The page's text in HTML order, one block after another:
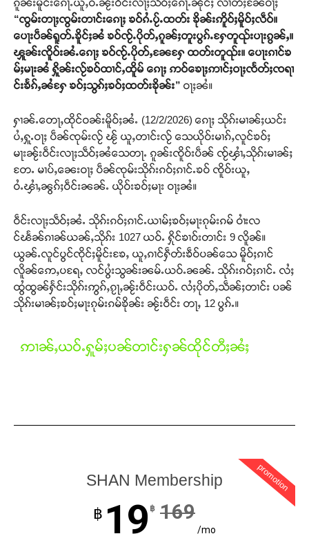
“ၸွမ်းတႃႈၸွမ်းတၢင်းၵေႃႈ ၶဝ်ၵႆႉပႂ်ႉထတ်း ၶိုၼ်းဢိူဝ်ႈမိူဝ်ႈလဵဝ်။
ပေႃးပဵၼ်ရူတ်ႉၶိူင်ႈၼႆ ၶဝ်ၸႂ်ႉပိုတ်ႇၵူၼ်ႈတူးပွၵ်ႉႁႄတူၺ်းပႃးၵွၼ်ႇ။
ၾူၼ်းၸိူဝ်းၼႆႉၵေႃႈ ၶဝ်ၸႂ်ႉပိုတ်ႇၼႄႁႄ ထတ်းတူၺ်း။ ပေႃးၵၢင်ၶ
မ်ႈမႃးၼႆ ႁိူၼ်းလႂ်ၶဝ်ထၢင်ႇထိူမ် ၵေႃႈ ဢဝ်ၶေႃႈဢၢင်ႈဝႃႈၸႅတ်ႈၸရၢ
င်းၶႅၵ်ႇၼႆႁႄ ၶဝ်ႈသွၵ်ႈၶဝ်ႈထတ်းၶိုၼ်း” ဝႃႈၼႆ။
ႁၢၼ်ႉတေႃႇထိုင်ဝၼ်းမိူဝ်ႈၼႆႉ (12/2/2026) ၵေႃႈ သိုၵ်းမၢၼ်ႈယင်း
ပႆႇႁူႉဝႃႈ ပဵၼ်ၸုမ်းလႂ် ၽႂ် ယူႇတၢင်းလႂ် သေယိုဝ်းမၢၵ်ႇလူင်ၶဝ်ႈ
မႃးၼႂ်းဝဵင်းလႃႈသဵဝ်ႈၼႆသေတႃႉ ၵူၼ်းၸိူဝ်းပဵၼ် ၸႂ်ၾၢႆႇသိုၵ်းမၢၼ်ႈ
တႄႉ မၢပ်ႇၼေးဝႃႈ ပဵၼ်ၸုမ်းသိုၵ်းၵဝ်ႈၵၢင်ႉၶဝ် ၸိူဝ်းယူႇ
ဝႆႉၾၢႆႇၼွၵ်ႈဝဵင်းၼၼ်ႉ ယိုဝ်းၶဝ်ႈမႃး ဝႃႈၼႆ။
ဝဵင်းလႃႈသဵဝ်ႈၼႆႉ သိုၵ်းၵဝ်ႈၵၢင်ႉယၢမ်ႈၶဝ်ႈမႃးၵုမ်းၵမ် ဝၢႆးလ
င်ၽႅၼ်ၵၢၼ်ယၼ်ႇသိုၵ်း 1027 ယဝ်ႉ ႁိုင်ၶၢဝ်းတၢင်း 9 လိူၼ်။
ယွၼ်ႉလူင်ပွင်ၸိုင်ႈမိူင်းၶႄႇ ယူႇၵၢင်ႁဵတ်းၶဵဝ်ပၼ်သေ မိူဝ်ႈၵၢင်
လိူၼ်ဢေႇပရႄႇ လင်ပွႆးသွၼ်းၼမ်ႉယဝ်ႉၼၼ်ႉ သိုၵ်းၵဝ်ႈၵၢင်ႉ လႆႈ
ထွႆထွၼ်ႁႅင်းသိုၵ်းဢွၵ်ႇၵႂႃႇၼႂ်းဝဵင်းယဝ်ႉ လႆႈပိုတ်ႇသဵၼ်ႈတၢင်း ပၼ်
သိုၵ်းမၢၼ်ႈၶဝ်ႈမႃးၵုမ်းၵမ်ၶိုၼ်း ၼႂ်းဝဵင်း တႃႇ 12 ပွၵ်ႉ။
ဢၢၼ်ႇယဝ်ႉႁူမ်ႈပၼ်တၢင်းႁၼ်ထိုင်တီႈၼႆႈ
promotion
SHAN Membership
฿ 19 ฿ 169
/mo